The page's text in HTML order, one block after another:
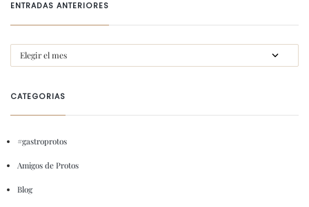
ENTRADAS ANTERIORES
CATEGORIAS
#gastroprotos
Amigos de Protos
Blog